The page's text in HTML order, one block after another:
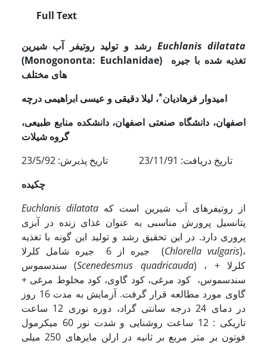
Full Text
رشد و تولید روتیفر آب شیرین Euchlanis dilatata
(Monogononta: Euchlanidae)
تغذیه شده با جیره
های مختلف
امیدوار فرهادیان*، لیلا دقیقی و عیسی ابراهیمی درچه
اصفهان، دانشگاه صنعتی اصفهان، دانشکده منابع طبیعی،
گروه شیلات
تاریخ دریافت: 23/11/91 تاریخ پذیرش: 23/5/92
چکیده
Euchlanis dilatata
پتانسیل پرورش مناسبی به عنوان غذای زنده در آبزی
پروری دارد. در این تحقیق رشد و تولید این گونه با تغذیه
جیره از 6 جیره شامل کلرلا (Chlorella vulgaris)،
سندسموس (Scenedesmus quadricauda) ، کلرلا +
سندسموس، کود مرغی، کود گاوی، کود مخلوط مرغی +
گاوی مورد مطالعه قرار گرفت. آزمایش به مدت 16 روز
در دمای 24 درجه سانتی گراد، دوره نوری 12 ساعت
تاریکی : 12 ساعت روشنایی و شدت نور 60 میکرمول
فوتون بر متر مربع بر ثانیه در ارلن مایرهای 250 میلی